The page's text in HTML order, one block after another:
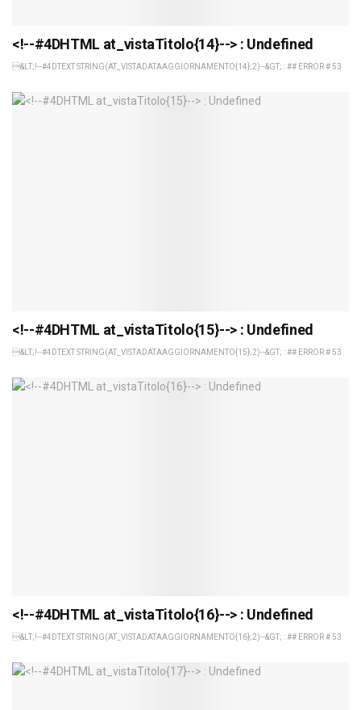
<!--#4DHTML at_vistaTitolo{14}--> : Undefined
&LT;!--#4DTEXT STRING(AT_VISTADATAAGGIORNAMENTO{14};2)--&GT; : ## ERROR # 53
<!--#4DHTML at_vistaTitolo{15}--> : Undefined
&LT;!--#4DTEXT STRING(AT_VISTADATAAGGIORNAMENTO{15};2)--&GT; : ## ERROR # 53
<!--#4DHTML at_vistaTitolo{16}--> : Undefined
&LT;!--#4DTEXT STRING(AT_VISTADATAAGGIORNAMENTO{16};2)--&GT; : ## ERROR # 53